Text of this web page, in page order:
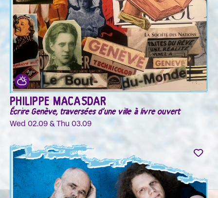
PHILIPPE MACASDAR
Écrire Genève, traversées d'une ville à livre ouvert
Wed 02.09 & Thu 03.09